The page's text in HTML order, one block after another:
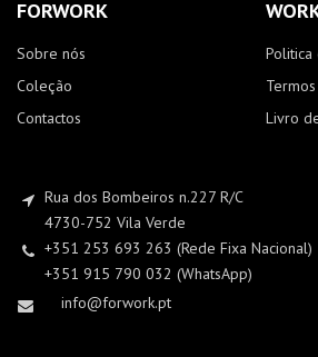
FORWORK
Sobre nós
Coleção
Contactos
Politica
Livro
Rua dos Bombeiros n.227 R/C
4730-752 Vila Verde
+351 253 693 263 (Rede Fixa Nacional)
+351 915 790 032 (WhatsApp)
info@forwork.pt